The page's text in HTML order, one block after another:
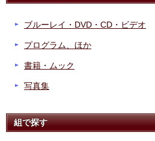
ブルーレイ・DVD・CD・ビデオ
プログラム、ほか
書籍・ムック
写真集
組で探す